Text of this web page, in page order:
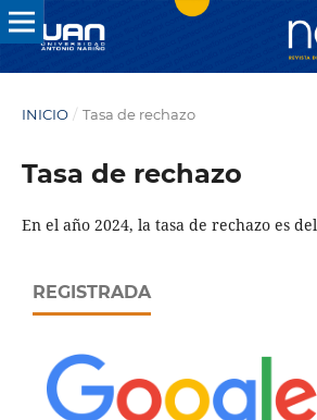
INICIO / Tasa de rechazo
Tasa de rechazo
En el año 2024, la tasa de rechazo es del
REGISTRADA